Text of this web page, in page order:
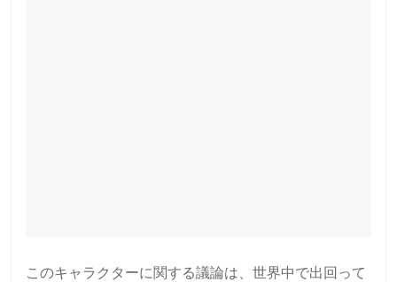
このキャラクターに関する議論は、世界中で出回って